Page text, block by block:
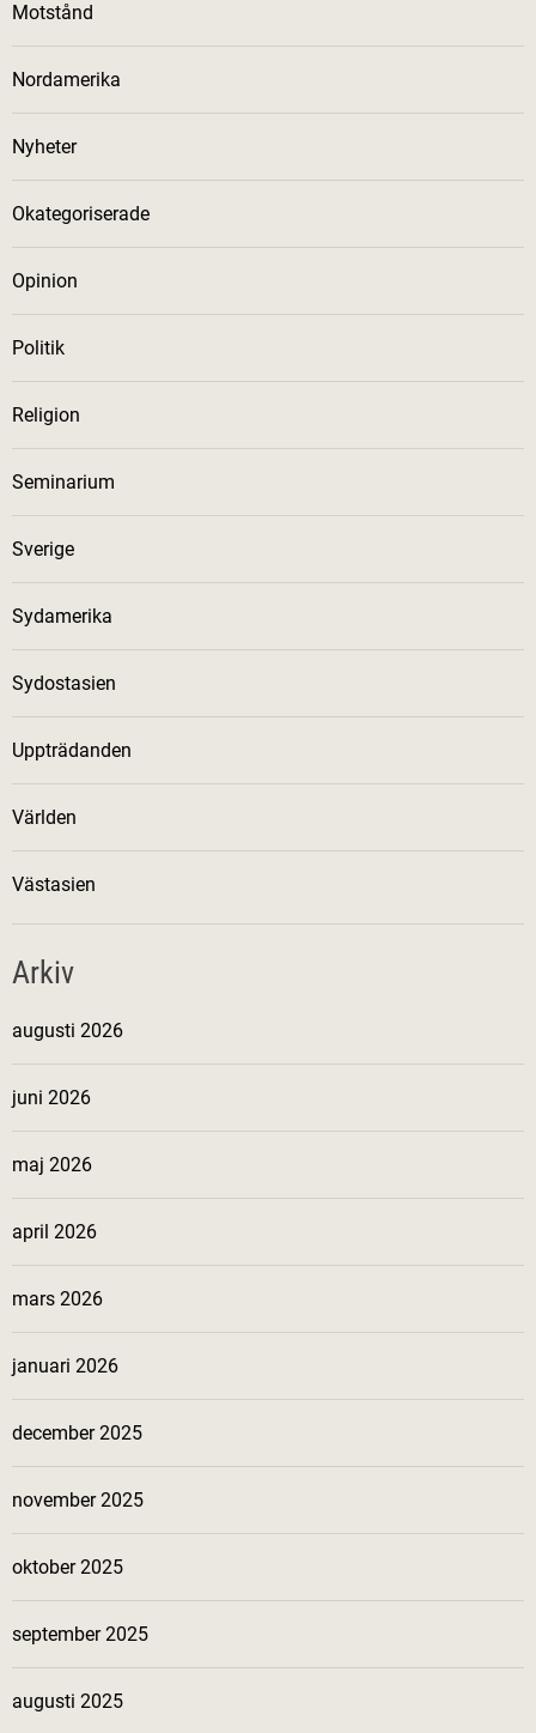
Motstånd
Nordamerika
Nyheter
Okategoriserade
Opinion
Politik
Religion
Seminarium
Sverige
Sydamerika
Sydostasien
Uppträdanden
Världen
Västasien
Arkiv
augusti 2026
juni 2026
maj 2026
april 2026
mars 2026
januari 2026
december 2025
november 2025
oktober 2025
september 2025
augusti 2025